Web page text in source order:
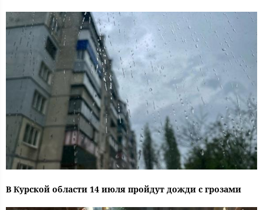
В Курской области 14 июля пройдут дожди с грозами